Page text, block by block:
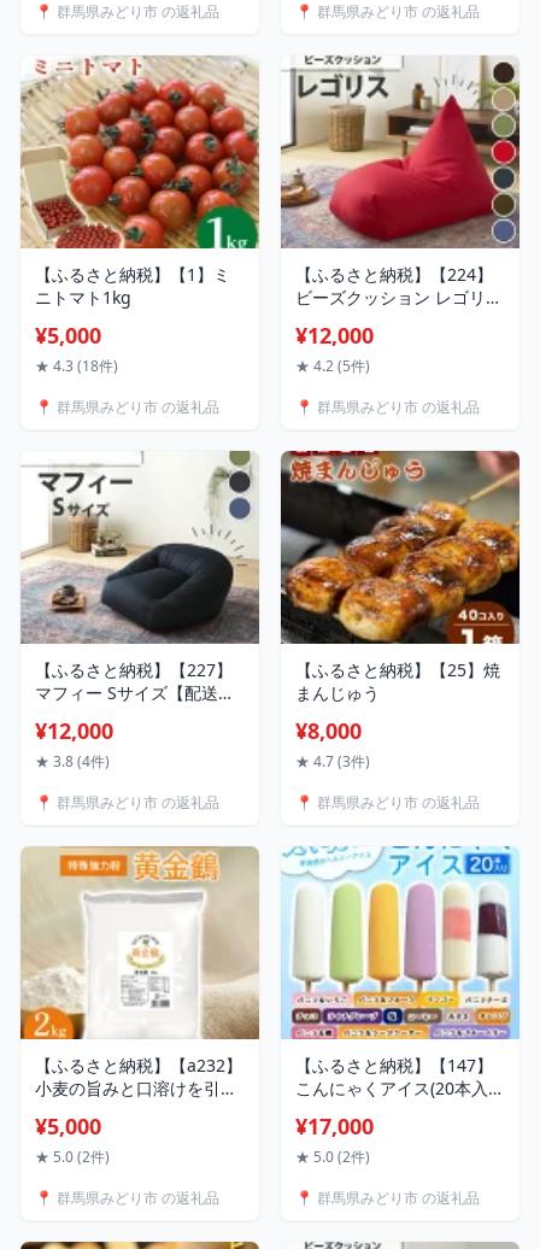
📍 群馬県みどり市 の返礼品
📍 群馬県みどり市 の返礼品
【ふるさと納税】【1】ミ
ニトマト1kg
¥5,000
★ 4.3 (18件)
📍 群馬県みどり市 の返礼品
【ふるさと納税】【224】
ビーズクッション レゴリス
離島】
¥12,000
★ 4.2 (5件)
📍 群馬県みどり市 の返礼品
【ふるさと納税】【227】
マフィー Sサイズ【配送不
¥12,000
★ 3.8 (4件)
📍 群馬県みどり市 の返礼品
【ふるさと納税】【25】焼
まんじゅう
¥8,000
★ 4.7 (3件)
📍 群馬県みどり市 の返礼品
【ふるさと納税】【a232】
小麦の旨みと口溶けを引き
¥5,000
★ 5.0 (2件)
📍 群馬県みどり市 の返礼品
【ふるさと納税】【147】
こんにゃくアイス(20本入
¥17,000
★ 5.0 (2件)
📍 群馬県みどり市 の返礼品